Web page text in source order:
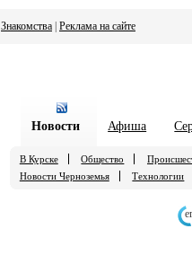
Знакомства Реклама на сайте
Новости Афиша
В Курске Общество
Новости Черноземья
Технологии